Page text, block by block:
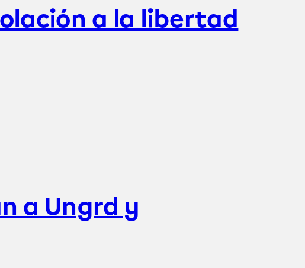
a la libertad
a Ungrd y